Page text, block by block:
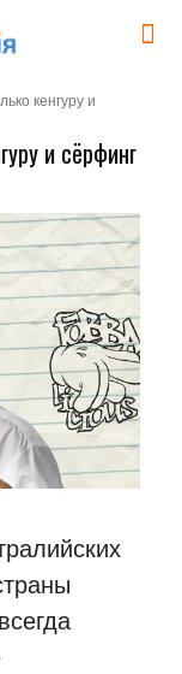
кенгуру и
и сёрфинг